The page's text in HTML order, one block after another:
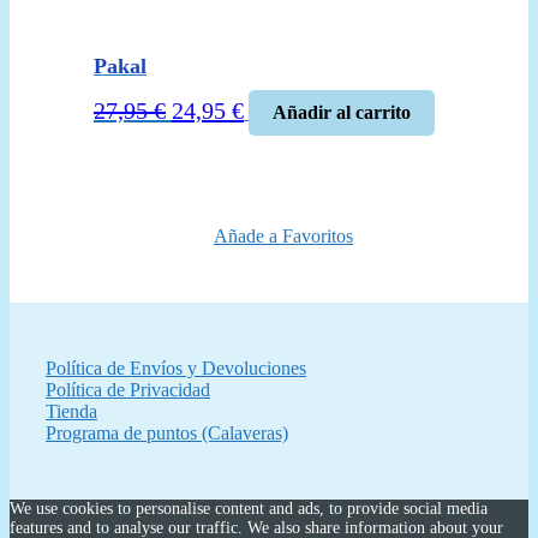
Pakal
27,95€ El
24,95 €El
precio
Añadir al carrito
Añade a Favoritos
Política de Envíos y Devoluciones
Política de Privacidad
Tienda
Programa de puntos (Calaveras)
We use cookies to personalise content and ads, to provide social media
features and to analyse our traffic. We also share information about your